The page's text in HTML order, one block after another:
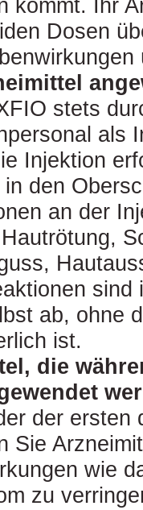
kommt. Ihr
Dosen
stets
als
Injektion
den
an der
sind
ab, ohne
ist.
die
der ersten
Sie
wie
zu